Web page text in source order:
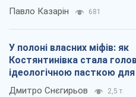
Павло Казарін 681
У полоні власних міфів: як
Костянтинівка стала
ідеологічною пасткою для
окупантів
Дмитро Снєгирьов 2,5 т.